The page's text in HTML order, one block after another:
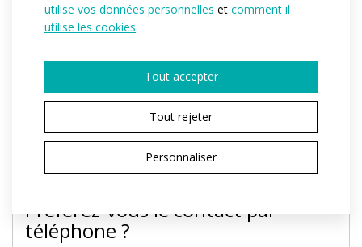
utilise vos données personnelles et comment il
utilise les cookies.
Tout accepter
Tout rejeter
Personnaliser
Le champ marqué d'un * est obligatoire.
En envoyant, j'accepte le traitement desdonnées
ENVOYER LA DEMANDE
Préférez-vous le contact par
téléphone ?